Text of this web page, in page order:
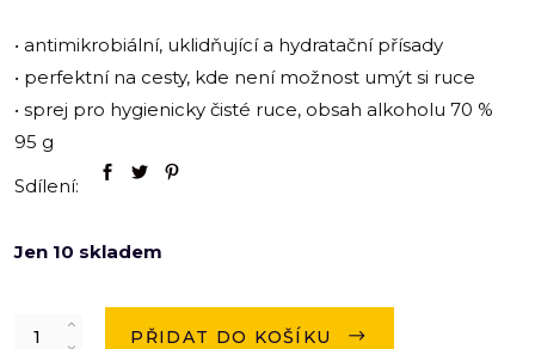
• antimikrobiální, uklidňující a hydratační přísady
• perfektní na cesty, kde není možnost umýt si ruce
• sprej pro hygienicky čisté ruce, obsah alkoholu 70 %
95 g
Sdílení:
Jen 10 skladem
Quantity PŘIDAT DO KOŠÍKU